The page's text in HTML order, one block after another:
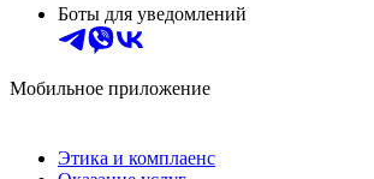
Боты для уведомлений
Мобильное приложение
Этика и комплаенс